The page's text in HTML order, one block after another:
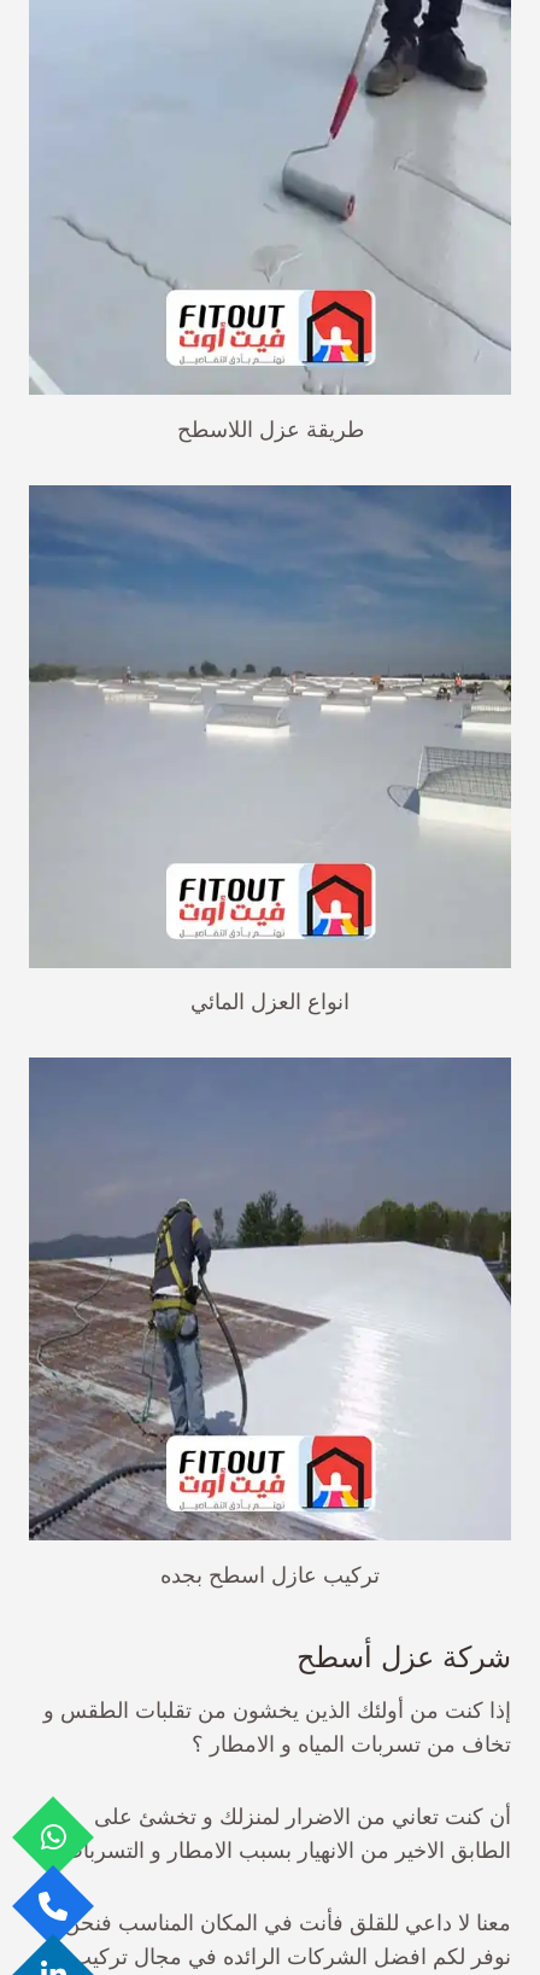
طريقة عزل اللاسطح
انواع العزل المائي
تركيب عازل اسطح بجده
شركة عزل أسطح
إذا كنت من أولئك الذين يخشون من تقلبات الطقس و
تخاف من تسربات المياه و الامطار ؟
أن كنت تعاني من الاضرار لمنزلك و تخشئ على
الطابق الاخير من الانهيار بسبب الامطار و التسربات ؟
معنا لا داعي للقلق فأنت في المكان المناسب فنحن
نوفر لكم افضل الشركات الرائده في مجال تركيب